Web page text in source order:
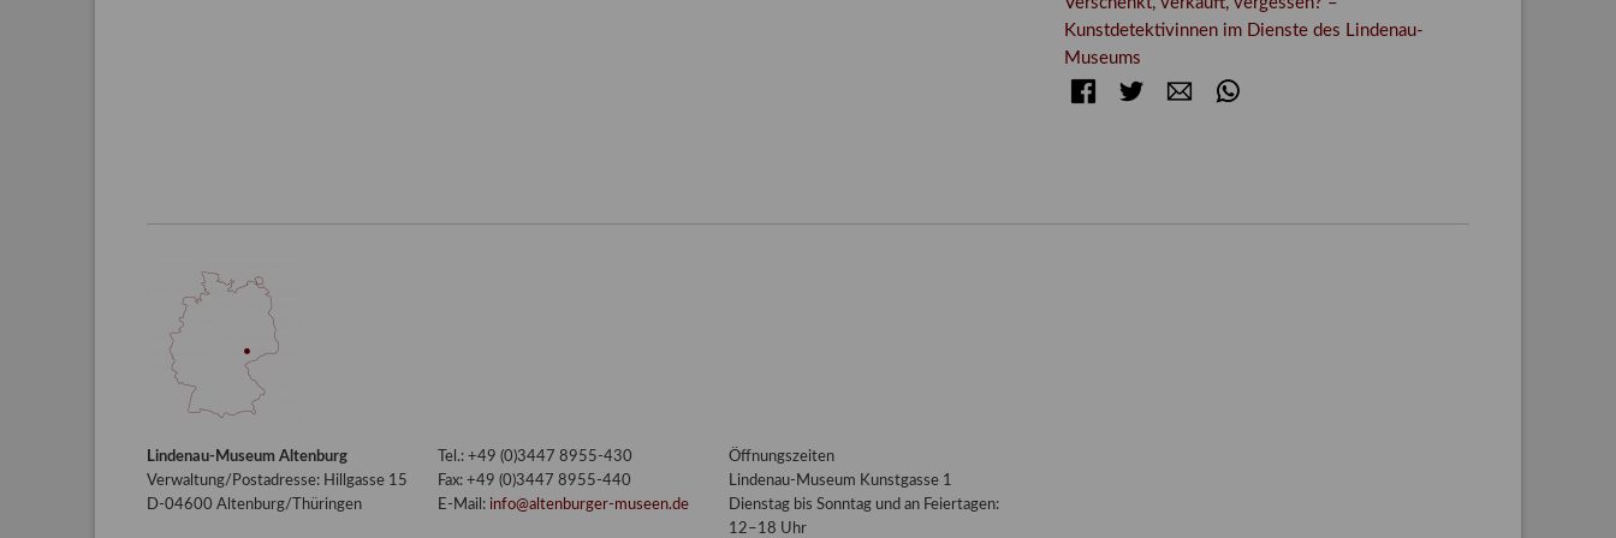
Kunstdetektivinnen im Dienste des Lindenau-
Museums
FacebookTwitter E-mail
Lindenau-Museum Altenburg
Verwaltung/Postadresse: Hillgasse 15
D-04600 Altenburg/Thüringen
Tel.: +49 (0)3447 8955-430
Fax: +49 (0)3447 8955-440
E-Mail: info@altenburger-museen.de
Öffnungszeiten
Lindenau-Museum Kunstgasse 1
Dienstag bis Sonntag und an Feiertagen:
12–18 Uhr